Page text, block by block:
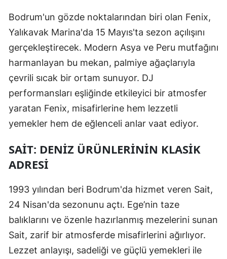
Bodrum'un gözde noktalarından biri olan Fenix,
Yalıkavak Marina'da 15 Mayıs'ta sezon açılışını
gerçekleştirecek. Modern Asya ve Peru mutfağını
harmanlayan bu mekan, palmiye ağaçlarıyla
çevrili sıcak bir ortam sunuyor. DJ
performansları eşliğinde etkileyici bir atmosfer
yaratan Fenix, misafirlerine hem lezzetli
yemekler hem de eğlenceli anlar vaat ediyor.
SAIT: DENIZ ÜRÜNLERININ KLASIK
ADRESI
1993 yılından beri Bodrum'da hizmet veren Sait,
24 Nisan'da sezonunu açtı. Ege’nin taze
balıklarını ve özenle hazırlanmış mezelerini sunan
Sait, zarif bir atmosferde misafirlerini ağırlıyor.
Lezzet anlayışı, sadeliği ve güçlü yemekleri ile